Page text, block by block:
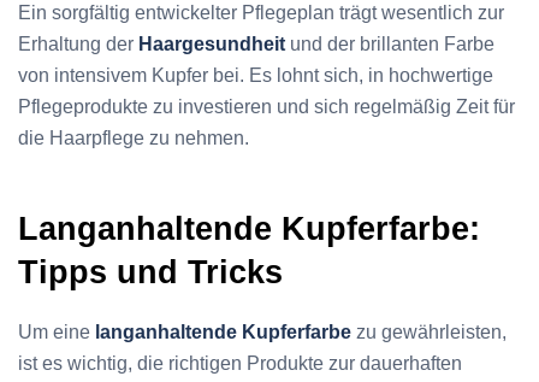
Ein sorgfältig entwickelter Pflegeplan trägt wesentlich zur
Erhaltung der Haargesundheit und der brillanten Farbe
von intensivem Kupfer bei. Es lohnt sich, in hochwertige
Pflegeprodukte zu investieren und sich regelmäßig Zeit für
die Haarpflege zu nehmen.
Langanhaltende Kupferfarbe:
Tipps und Tricks
Um eine langanhaltende Kupferfarbe zu gewährleisten,
ist es wichtig, die richtigen Produkte zur dauerhaften